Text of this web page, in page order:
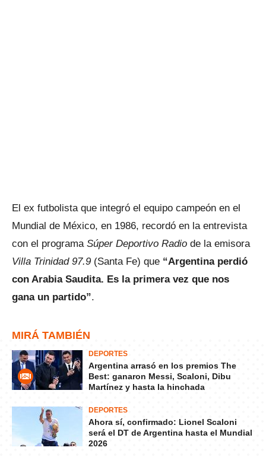
El ex futbolista que integró el equipo campeón en el
Mundial de México, en 1986, recordó en la entrevista
con el programa Súper Deportivo Radio de la emisora
Villa Trinidad 97.9 (Santa Fe) que “Argentina perdió
con Arabia Saudita. Es la primera vez que nos
gana un partido”.
MIRÁ TAMBIÉN
DEPORTES
Argentina arrasó en los premios The
Best: ganaron Messi, Scaloni, Dibu
Martínez y hasta la hinchada
DEPORTES
Ahora sí, confirmado: Lionel Scaloni
será el DT de Argentina hasta el Mundial
2026